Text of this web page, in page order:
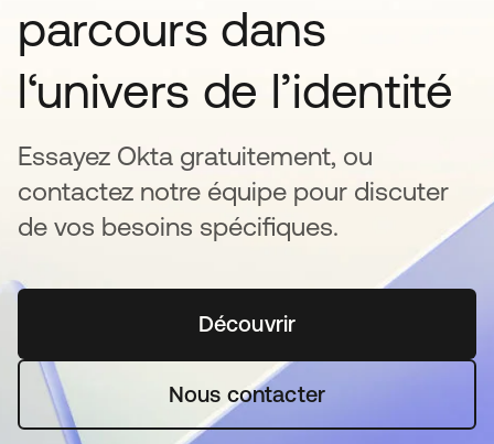
parcours dans
l‘univers de l’identité
Essayez Okta gratuitement, ou
contactez notre équipe pour discuter
de vos besoins spécifiques.
Découvrirs’ouvre dans un nouvel
Nous contacter